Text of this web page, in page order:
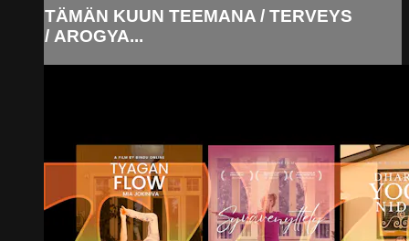
TÄMÄN KUUN TEEMANA / TERVEYS
/ AROGYA...